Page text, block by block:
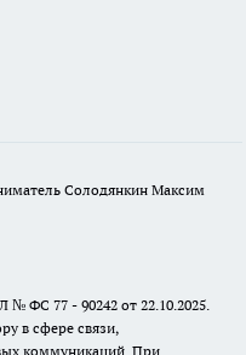
Солодянкин Максим
ФС 77 - 90242 от 22.10.2025.
в сфере связи,
коммуникаций. При